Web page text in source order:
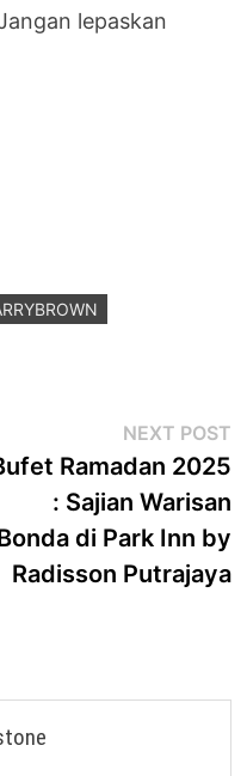
lepaskan
NEXT POST
Ramadan 2025
: Sajian Warisan
di Park Inn by
Radisson Putrajaya